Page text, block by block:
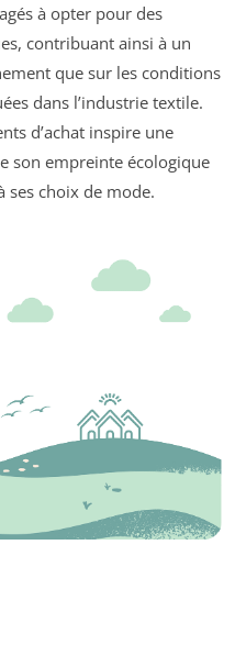
à opter pour des
contribuant ainsi à un
que sur les conditions
dans l’industrie textile.
d’achat inspire une
son empreinte écologique
ses choix de mode.